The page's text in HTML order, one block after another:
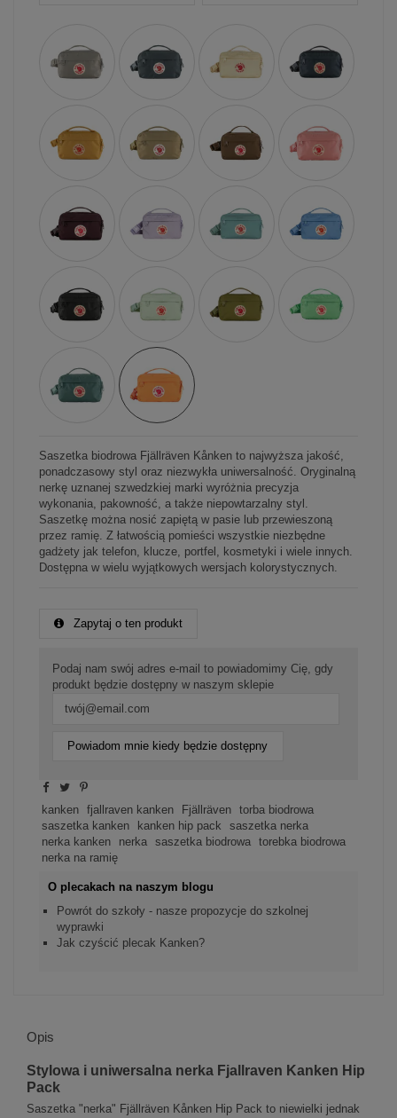
Saszetka biodrowa Fjällräven Kånken to najwyższa jakość,
ponadczasowy styl oraz niezwykła uniwersalność. Oryginalną
nerkę uznanej szwedzkiej marki wyróżnia precyzja
wykonania, pakowność, a także niepowtarzalny styl.
Saszetkę można nosić zapiętą w pasie lub przewieszoną
przez ramię. Z łatwością pomieści wszystkie niezbędne
gadżety jak telefon, klucze, portfel, kosmetyki i wiele innych.
Dostępna w wielu wyjątkowych wersjach kolorystycznych.
Zapytaj o ten produkt
Podaj nam swój adres e-mail to powiadomimy Cię, gdy
produkt będzie dostępny w naszym sklepie
Powiadom mnie kiedy będzie dostępny
kanken fjallraven kanken Fjällräven
torba biodrowa
saszetka kanken
kanken hip pack
saszetka nerka
nerka kanken
nerka saszetka biodrowa
torebka biodrowa
nerka na ramię
O plecakach na naszym blogu
Powrót do szkoły - nasze propozycje do szkolnej
wyprawki
Jak czyścić plecak Kanken?
Opis
Stylowa i uniwersalna nerka Fjallraven Kanken Hip
Pack
Saszetka "nerka" Fjällräven Kånken Hip Pack to niewielki jednak